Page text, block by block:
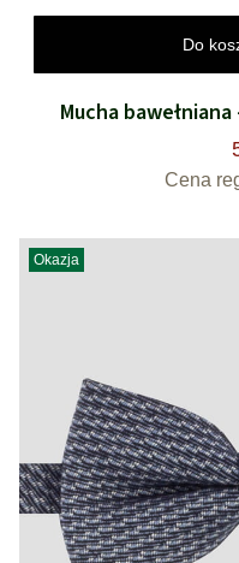
Do
Mucha
Cena
Okazja